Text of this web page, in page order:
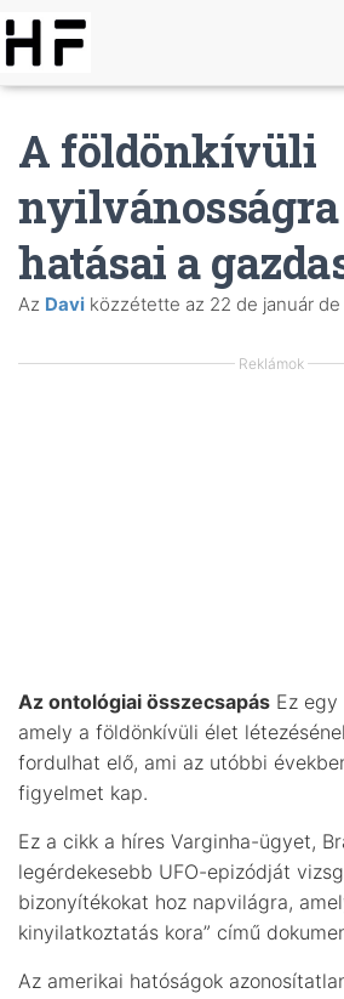
A földönkívüli
hatásai a
Az Davi közzétette az 22 de január
Reklámok
Az ontológiai összecsapás Ez egy
amely a földönkívüli élet
fordulhat elő, ami az utóbbi
figyelmet kap.
Ez a cikk a híres Varginha-ügyet,
legérdekesebb UFO-epizódját
bizonyítékokat hoz napvilágra,
kinyilatkoztatás kora” című
Az amerikai hatóságok